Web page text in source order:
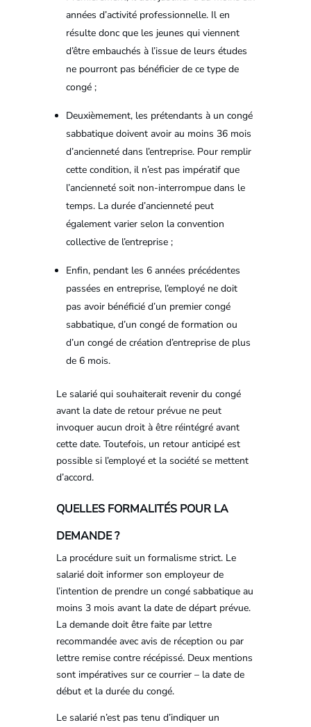
années d’activité professionnelle. Il en
résulte donc que les jeunes qui viennent
d’être embauchés à l’issue de leurs études
ne pourront pas bénéficier de ce type de
congé ;
Deuxièmement, les prétendants à un congé
sabbatique doivent avoir au moins 36 mois
d’ancienneté dans l’entreprise. Pour remplir
cette condition, il n’est pas impératif que
l’ancienneté soit non-interrompue dans le
temps. La durée d’ancienneté peut
également varier selon la convention
collective de l’entreprise ;
Enfin, pendant les 6 années précédentes
passées en entreprise, l’employé ne doit
pas avoir bénéficié d’un premier congé
sabbatique, d’un congé de formation ou
d’un congé de création d’entreprise de plus
de 6 mois.
Le salarié qui souhaiterait revenir du congé
avant la date de retour prévue ne peut
invoquer aucun droit à être réintégré avant
cette date. Toutefois, un retour anticipé est
possible si l’employé et la société se mettent
d’accord.
QUELLES FORMALITÉS POUR LA
DEMANDE ?
La procédure suit un formalisme strict. Le
salarié doit informer son employeur de
l’intention de prendre un congé sabbatique au
moins 3 mois avant la date de départ prévue.
La demande doit être faite par lettre
recommandée avec avis de réception ou par
lettre remise contre récépissé. Deux mentions
sont impératives sur ce courrier – la date de
début et la durée du congé.
Le salarié n’est pas tenu d’indiquer un